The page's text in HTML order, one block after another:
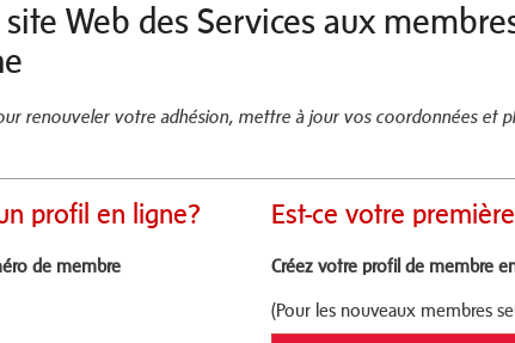
Web des Services aux
renouveler votre adhésion, mettre à jour vos coordonnées et
profil en ligne?
de membre
Est-ce votre
Créez votre profil de membre
(Pour les nouveaux membres